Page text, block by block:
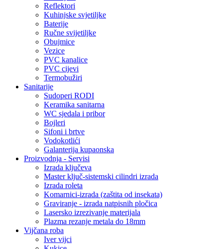
Reflektori
Kuhinjske svjetiljke
Baterije
Ručne svijetiljke
Obujmice
Vezice
PVC kanalice
PVC cijevi
Termobužiri
Sanitarije
Sudoperi RODI
Keramika sanitarna
WC sjedala i pribor
Bojleri
Sifoni i brtve
Vodokotlići
Galanterija kupaonska
Proizvodnja - Servisi
Izrada ključeva
Master ključ-sistemski cilindri izrada
Izrada roleta
Komarnici-izrada (zaštita od insekata)
Graviranje - izrada natpisnih pločica
Lasersko izrezivanje materijala
Plazma rezanje metala do 18mm
Vijčana roba
Iver vijci